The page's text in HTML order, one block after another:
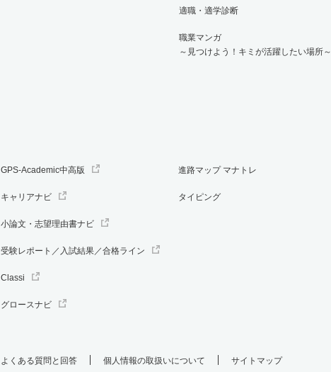
適職・適学診断
職業マンガ
～見つけよう！キミが活躍したい場所～
GPS-Academic中高版
キャリアナビ
小論文・志望理由書ナビ
受験レポート／入試結果／合格ライン
Classi
グロースナビ
進路マップ マナトレ
タイピング
よくある質問と回答 個人情報の取扱いについて サイトマップ